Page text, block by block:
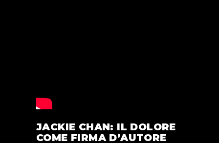
JACKIE CHAN: IL DOLORE
COME FIRMA D’AUTORE